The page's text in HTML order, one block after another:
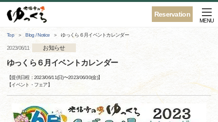
Reservation
MENU
Top Blog / Notice ゆっくら６月イベントカレンダー
2023/06/11 お知らせ
ゆっくら６月イベントカレンダー
【提供日程：2023/06/11(日)〜2023/06/30(金)】
【イベント・フェア】